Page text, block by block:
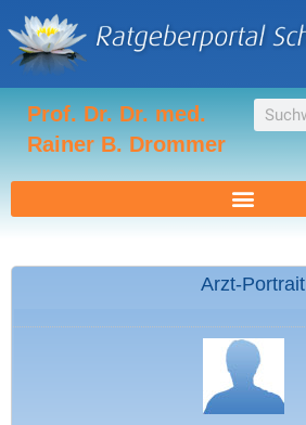
Inhalt
springen
Prof. Dr. Dr. med.
Rainer B. Drommer
Suche
Arzt-Portrait